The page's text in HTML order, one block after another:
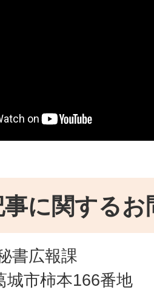
事に関するお
書広報課
城市柿本166番地